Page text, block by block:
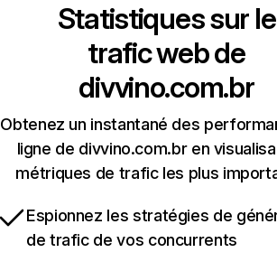
Statistiques sur le
trafic web de
divvino.com.br
Obtenez un instantané des
ligne de divvino.com.br en
métriques de trafic les plus
Espionnez les stratégies de
de trafic de vos concurrents